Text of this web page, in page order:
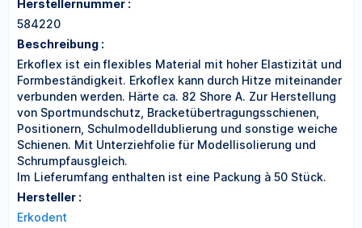
Herstellernummer :
584220
Beschreibung :
Erkoflex ist ein flexibles Material mit hoher Elastizität und
Formbeständigkeit. Erkoflex kann durch Hitze miteinander
verbunden werden. Härte ca. 82 Shore A. Zur Herstellung
von Sportmundschutz, Bracketübertragungsschienen,
Positionern, Schulmodelldublierung und sonstige weiche
Schienen. Mit Unterziehfolie für Modellisolierung und
Schrumpfausgleich.
Im Lieferumfang enthalten ist eine Packung à 50 Stück.
Hersteller :
Erkodent